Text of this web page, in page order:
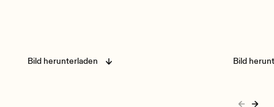
Bild herunterladen Bild